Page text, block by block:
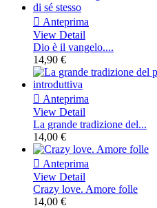
 Anteprima
View Detail
Dio è il vangelo....
14,90 €
 Anteprima
View Detail
La grande tradizione del...
14,00 €
 Anteprima
View Detail
Crazy love. Amore folle
14,00 €